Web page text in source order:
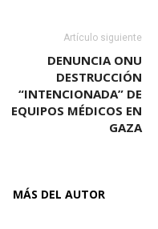
Artículo siguiente
DENUNCIA ONU
DESTRUCCIÓN
“INTENCIONADA” DE
EQUIPOS MÉDICOS EN
GAZA
MÁS DEL AUTOR